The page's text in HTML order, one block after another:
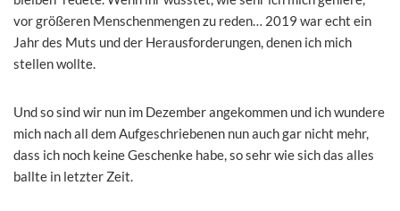
vor größeren Menschenmengen zu reden… 2019 war echt ein
Jahr des Muts und der Herausforderungen, denen ich mich
stellen wollte.
Und so sind wir nun im Dezember angekommen und ich wundere
mich nach all dem Aufgeschriebenen nun auch gar nicht mehr,
dass ich noch keine Geschenke habe, so sehr wie sich das alles
ballte in letzter Zeit.